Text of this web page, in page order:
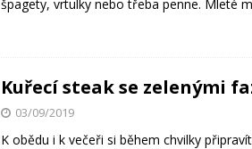
špagety, vrtulky nebo třeba penne. Mleté
Kuřecí steak se zelenými
03/09/2019
K obědu i k večeři si během chvilky